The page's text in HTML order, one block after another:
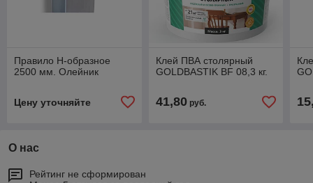
Правило Н-образное
2500 мм. Олейник
Цену уточняйте
Клей ПВА столярный
GOLDBASTIK BF 08,3 кг.
41,80руб.
О нас
Рейтинг не сформирован